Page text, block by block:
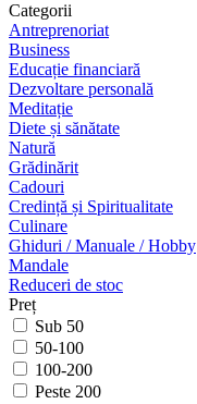
Categorii
Antreprenoriat
Business
Educație financiară
Dezvoltare personală
Meditație
Diete și sănătate
Natură
Grădinărit
Cadouri
Credință și Spiritualitate
Culinare
Ghiduri / Manuale / Hobby
Mandale
Reduceri de stoc
Preț
Sub 50
50-100
100-200
Peste 200